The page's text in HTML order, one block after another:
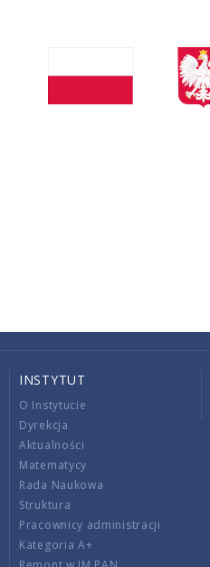
INSTYTUT
O Instytucie
Dyrekcja
Aktualności
Matematycy
Rada Naukowa
Struktura
Pracownicy administracji
Kategoria A+